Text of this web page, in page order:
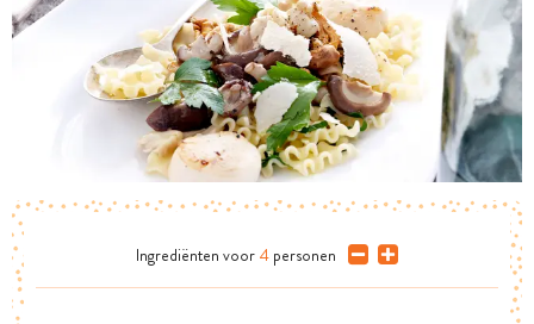
Ingrediënten voor 4 personen